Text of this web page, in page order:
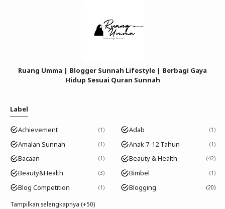
Ruang Umma | Blogger Sunnah Lifestyle | Berbagi Gaya
Hidup Sesuai Quran Sunnah
Label
Achievement 1 Adab 1
Amalan Sunnah 1 Anak 7-12 Tahun 1
Bacaan 1 Beauty & Health 42
Beauty&Health 3 Bimbel 1
Blog Competition 1 Blogging 20
Tampilkan selengkapnya (+50)